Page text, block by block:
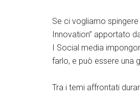
Se ci vogliamo
Innovation” apportato
I Social media
farlo, e può essere una
Tra i temi affrontati